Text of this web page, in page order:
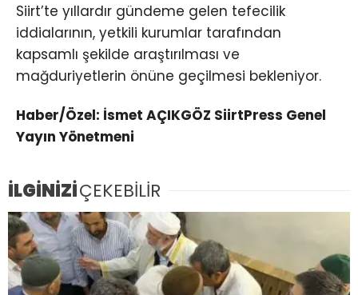
Siirt’te yıllardır gündeme gelen tefecilik
iddialarının, yetkili kurumlar tarafından
kapsamlı şekilde araştırılması ve
mağduriyetlerin önüne geçilmesi bekleniyor.
Haber/Özel: İsmet AÇIKGÖZ SiirtPress Genel
Yayın Yönetmeni
İLGİNİZİÇEKEBİLİR